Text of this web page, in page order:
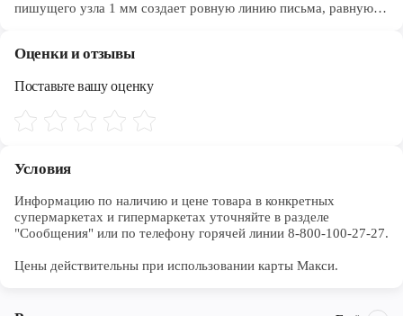
пишущего узла 1 мм создает ровную линию письма, равную
Оценки и отзывы
Поставьте вашу оценку
Условия
Информацию по наличию и цене товара в конкретных
супермаркетах и гипермаркетах уточняйте в разделе
"Сообщения" или по телефону горячей линии 8-800-100-27-27.
Цены действительны при использовании карты Макси.